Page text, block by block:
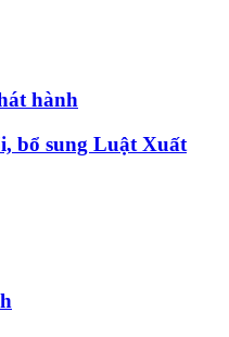
hành
bổ sung Luật Xuất